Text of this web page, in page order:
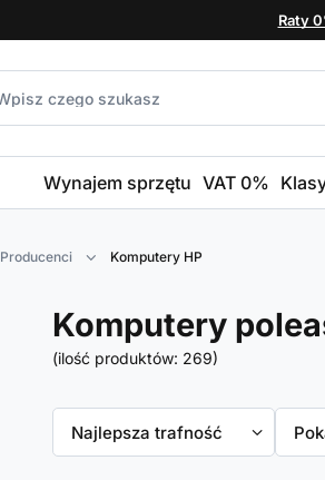
Raty
Wynajem sprzętu VAT 0%
Producenci Komputery HP
Komputery
(ilość produktów: 269)
Zmień sortowanie
Najlepsza trafność